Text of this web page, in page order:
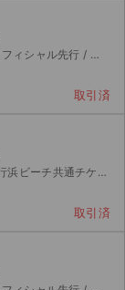
[詳細] オフィシャル先行 / 購入 指定席 座席未定 オフィシャル先行 / 購入 指定席 座席未定...
取引済
[詳細] 指定席(座席未定)シーサイドももち海浜公園地行浜ビーチ共通チケット 【前方抽選対応可能】 オ...
取引済